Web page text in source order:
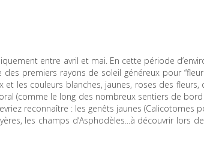
entre avril et mai. En cette période
premiers rayons de soleil généreux pour
les couleurs blanches, jaunes, roses des fleurs,
(comme le long des nombreux sentiers de
reconnaître : les genêts jaunes (Calicotomes
les champs d’Asphodèles...à découvrir lors